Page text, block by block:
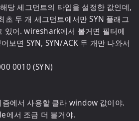
당 세그먼트의 타입을 설정한 값인데,
두 개 세그먼트에서만 SYN 플래그
있어. wireshark에서 볼거면 필터에
보면 SYN, SYN/ACK 두 개만 나와서
0010 (SYN)
에서 사용할 클라 window 값이야.
에서 조금 더 볼거야.